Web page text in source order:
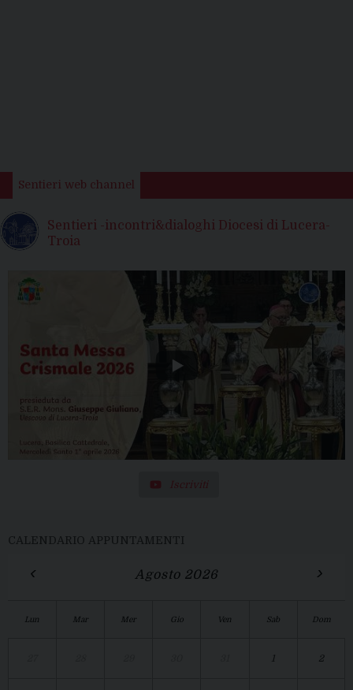
Sentieri web channel
Sentieri -incontri&dialoghi Diocesi di Lucera-
Troia
Iscriviti
CALENDARIO APPUNTAMENTI
‹ Agosto 2026 ›
Lun Mar Mer Gio Ven Sab Dom
1 2